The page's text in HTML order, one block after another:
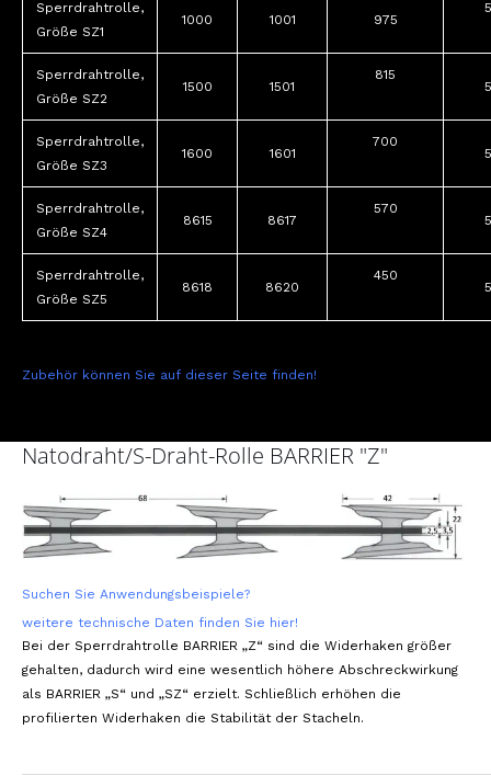
Sperrdrahtrolle,
Größe SZ1
1000 1001 975
Sperrdrahtrolle,
Größe SZ2
1500 1501
815
Sperrdrahtrolle,
Größe SZ3
1600 1601
700
Sperrdrahtrolle,
Größe SZ4
8615 8617
570
Sperrdrahtrolle,
Größe SZ5
8618 8620
450
Zubehör können Sie auf dieser Seite finden!
Natodraht/S-Draht-Rolle BARRIER "Z"
Suchen Sie Anwendungsbeispiele?
weitere technische Daten finden Sie hier!
Bei der Sperrdrahtrolle BARRIER „Z“ sind die Widerhaken größer
gehalten, dadurch wird eine wesentlich höhere Abschreckwirkung
als BARRIER „S“ und „SZ“ erzielt. Schließlich erhöhen die
profilierten Widerhaken die Stabilität der Stacheln.